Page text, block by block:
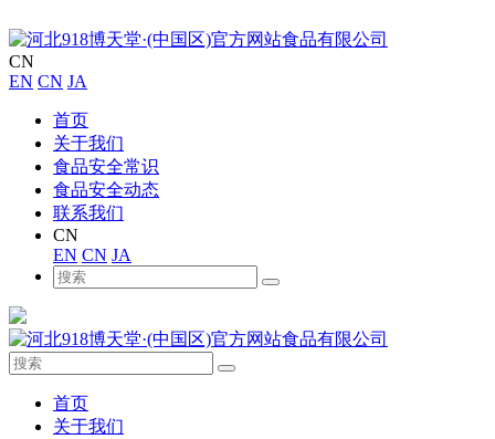
CN
EN CN JA
首页
关于我们
食品安全常识
食品安全动态
联系我们
CN
EN CN JA
首页
关于我们